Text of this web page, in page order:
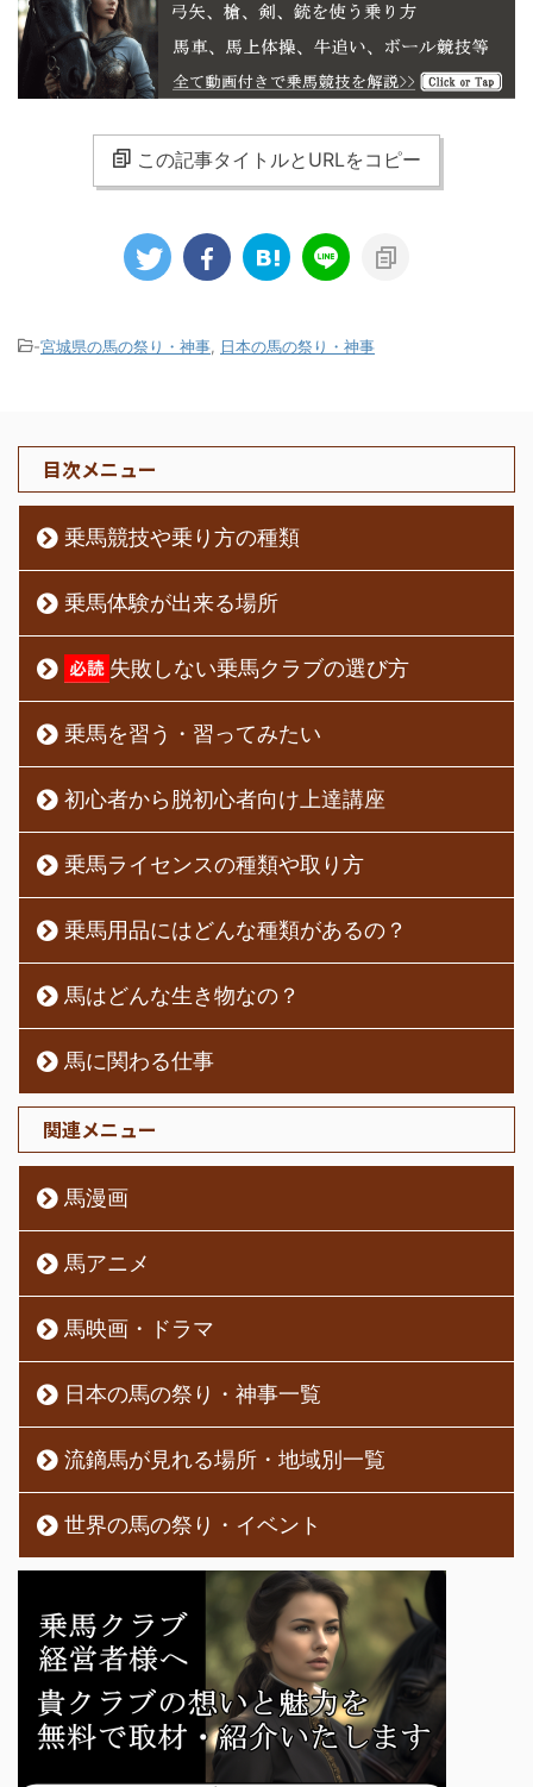
この記事タイトルとURLをコピー
-宮城県の馬の祭り・神事 日本の馬の祭り・神事
目次メニュー
乗馬競技や乗り方の種類
乗馬体験が出来る場所
失敗しない乗馬クラブの選び方
乗馬を習う・習ってみたい
初心者から脱初心者向け上達講座
乗馬ライセンスの種類や取り方
乗馬用品にはどんな種類があるの？
馬はどんな生き物なの？
馬に関わる仕事
関連メニュー
馬漫画
馬アニメ
馬映画・ドラマ
日本の馬の祭り・神事一覧
流鏑馬が見れる場所・地域別一覧
世界の馬の祭り・イベント